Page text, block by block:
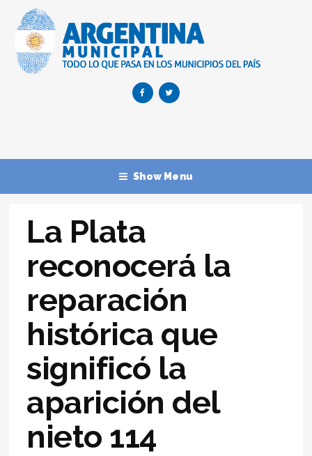
Show Menu
La Plata
reconocerá la
reparación
histórica que
significó la
aparición del
nieto 114